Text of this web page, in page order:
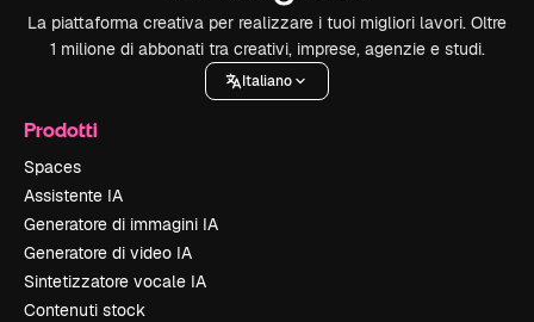
La piattaforma creativa per realizzare i tuoi migliori lavori. Oltre
1 milione di abbonati tra creativi, imprese, agenzie e studi.
Italiano
Prodotti
Spaces
Assistente IA
Generatore di immagini IA
Generatore di video IA
Sintetizzatore vocale IA
Contenuti stock